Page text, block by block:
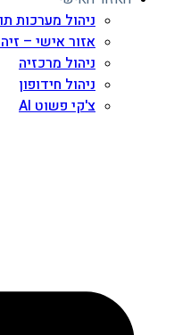
ניהול מערכות
אזור אישי –
ניהול מרכזיה
ניהול חידופון
צ'קי פשוט AI